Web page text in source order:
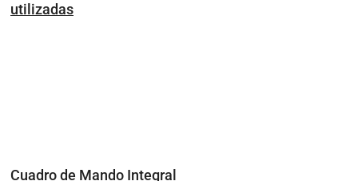
utilizadas
Cuadro de Mando Integral